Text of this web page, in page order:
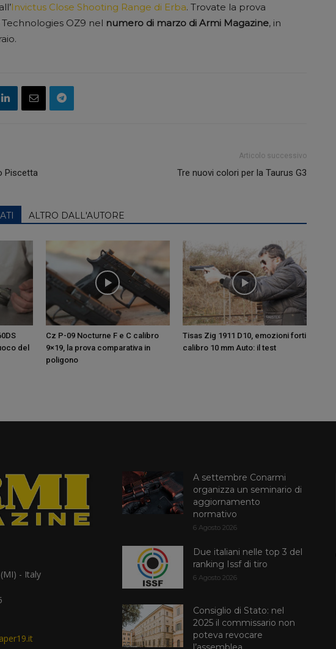
Invictus Close Shooting Range di Erba. Trovate la prova
OZ9 nel numero di marzo di Armi Magazine, in
Piscetta
Articolo successivo
Tre nuovi colori per la Taurus G3
ALTRO DALL'AUTORE
del
Cz P-09 Nocturne F e C calibro
9×19, la prova comparativa in
poligono
Tisas Zig 1911 D10, emozioni forti
calibro 10 mm Auto: il test
- Italy
A settembre Conarmi
organizza un seminario di
aggiornamento
normativo
6 Agosto 2026
Due italiani nelle top 3 del
ranking Issf di tiro
6 Agosto 2026
Consiglio di Stato: nel
2025 il commissario non
poteva revocare